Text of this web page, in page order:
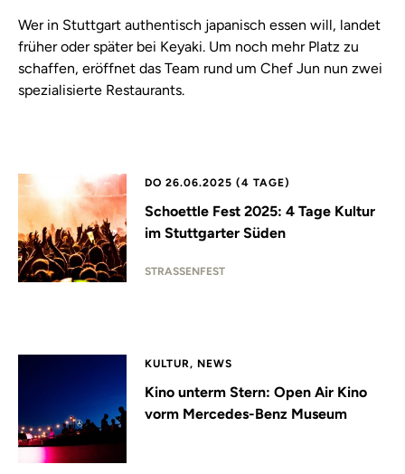
Wer in Stuttgart authentisch japanisch essen will, landet
früher oder später bei Keyaki. Um noch mehr Platz zu
schaffen, eröffnet das Team rund um Chef Jun nun zwei
spezialisierte Restaurants.
DO 26.06.2025 (4 TAGE)
Schoettle Fest 2025: 4 Tage Kultur
im Stuttgarter Süden
STRASSENFEST
KULTUR, NEWS
Kino unterm Stern: Open Air Kino
vorm Mercedes-Benz Museum